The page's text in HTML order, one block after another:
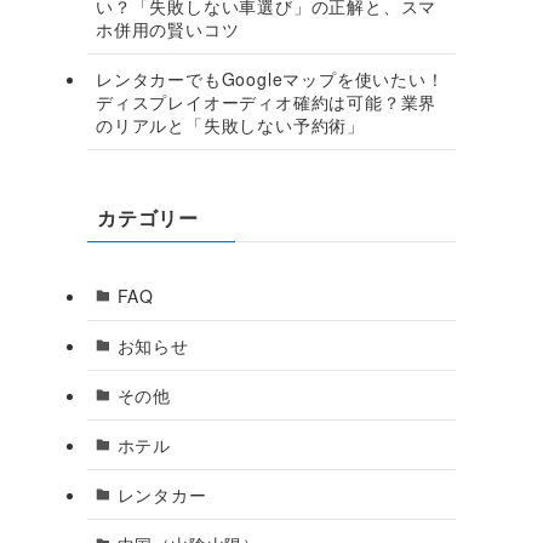
い？「失敗しない車選び」の正解と、スマ
ホ併用の賢いコツ
レンタカーでもGoogleマップを使いたい！
ディスプレイオーディオ確約は可能？業界
のリアルと「失敗しない予約術」
カテゴリー
FAQ
お知らせ
その他
ホテル
レンタカー